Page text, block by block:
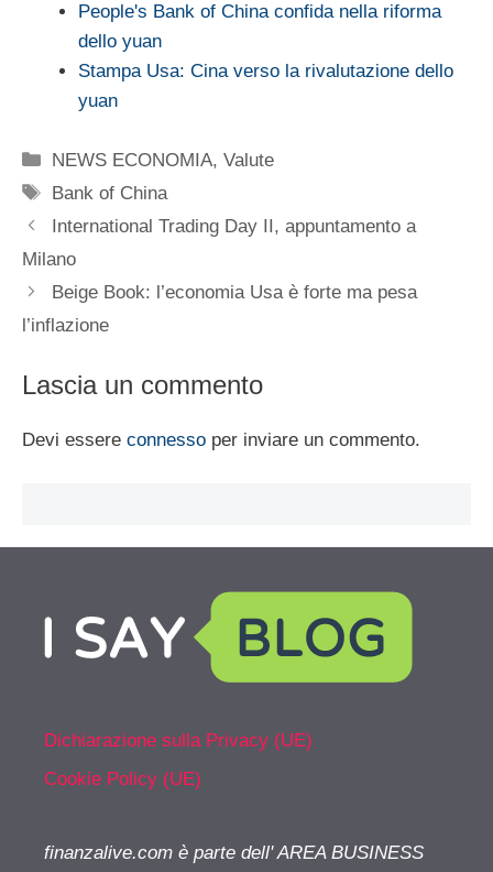
People's Bank of China confida nella riforma
dello yuan
Stampa Usa: Cina verso la rivalutazione dello
yuan
Categorie
NEWS ECONOMIA,Valute
Tag
Bank of China
International Trading Day II, appuntamento a
Milano
Beige Book: l’economia Usa è forte ma pesa
l’inflazione
Lascia un commento
Devi essere connesso per inviare un commento.
Dichiarazione sulla Privacy (UE)
Cookie Policy (UE)
finanzalive.com è parte dell' AREA BUSINESS